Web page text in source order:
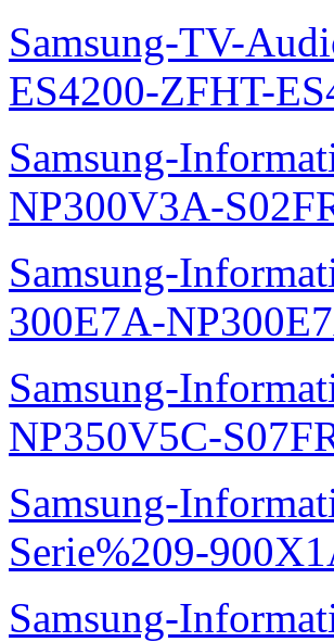
Samsung-TV-
ES4200-ZFHT-
Samsung-
NP300V3A-
Samsung-
300E7A-
Samsung-
NP350V5C-
Samsung-
Serie%209-
Samsung-